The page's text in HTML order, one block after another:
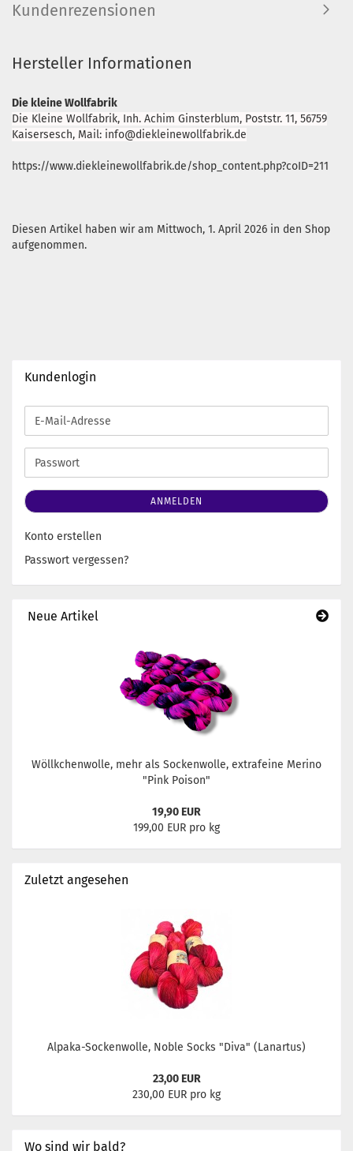
Kundenrezensionen
Hersteller Informationen
Die kleine Wollfabrik
Die Kleine Wollfabrik, Inh. Achim Ginsterblum, Poststr. 11, 56759
Kaisersesch, Mail: info@diekleinewollfabrik.de
https://www.diekleinewollfabrik.de/shop_content.php?coID=211
Diesen Artikel haben wir am Mittwoch, 1. April 2026 in den Shop
aufgenommen.
Kundenlogin
E-
Mail-
Adresse
Passwort
ANMELDEN
Konto erstellen
Passwort vergessen?
Neue Artikel
Wöllkchenwolle, mehr als Sockenwolle, extrafeine Merino
"Pink Poison"
19,90 EUR
199,00 EUR pro kg
Zuletzt angesehen
Alpaka-Sockenwolle, Noble Socks "Diva" (Lanartus)
23,00 EUR
230,00 EUR pro kg
Wo sind wir bald?